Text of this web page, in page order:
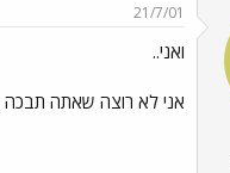
21/7/01
ואני..
אני לא רוצה שאתה תבכה